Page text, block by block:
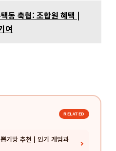
동 축협: 조합원 혜택 |
여
RELATED
기방 추천 | 인기 게임과